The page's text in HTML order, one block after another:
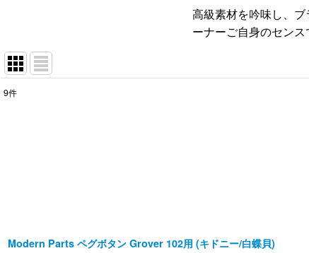
高級素材を吟味し、
ーナーご自身のセン
9件
Modern Parts ペグボタン Grover 102用 (キドニー/白蝶貝)